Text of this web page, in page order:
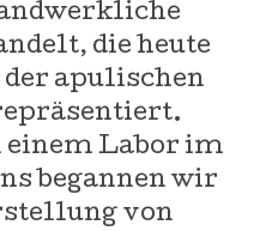
die heute
apulischen
einem Labor im
begannen wir
von